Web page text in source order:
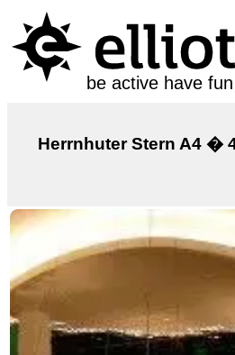
be active have fun
Herrnhuter Stern A4 �